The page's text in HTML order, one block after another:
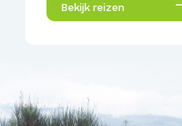
Bekijk reizen